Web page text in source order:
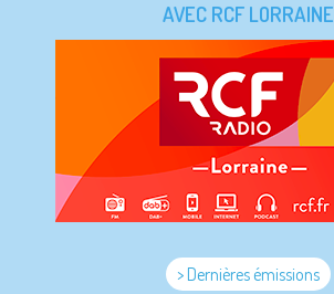
AVEC RCF LORRAINE
> Dernières émissions